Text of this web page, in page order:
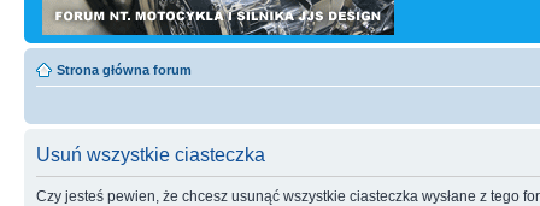
Strona główna forum
Usuń wszystkie ciasteczka
Czy jesteś pewien, że chcesz usunąć wszystkie ciasteczka wysłane z tego